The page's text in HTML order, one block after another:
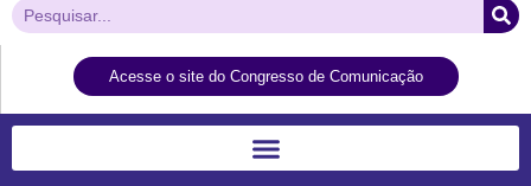
Acesse o site do Congresso de Comunicação